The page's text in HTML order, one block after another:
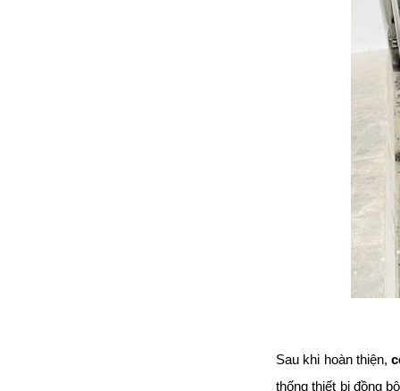
Sau khi hoàn thiện,
thống thiết bị đồng